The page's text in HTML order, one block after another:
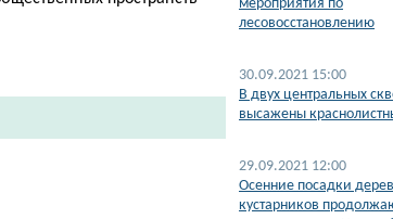
мероприятия по
лесовосстановлению
30.09.2021 15:00
В двух центральных
высажены
29.09.2021 12:00
​Осенние посадки
кустарников